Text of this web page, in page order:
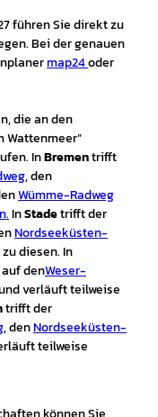
führen Sie direkt zu
Bei der genauen
map24oder
die an den
Wattenmeer“
InBrementrifft
, den
Wümme-Radweg
InStadetrifft der
Nordseeküsten-
diesen. In
denWeser-
verläuft teilweise
trifft der
, denNordseeküsten-
teilweise